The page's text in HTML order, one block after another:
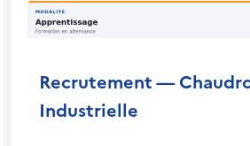
Recrutement —
Industrielle